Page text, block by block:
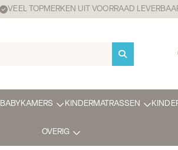
VEEL TOPMERKEN UIT VOORRAAD
BABYKAMERS KINDERMATRASSEN
OVERIG